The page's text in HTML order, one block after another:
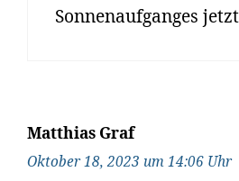
Sonnenaufganges
Matthias Graf
Oktober 18, 2023 um 14:06 Uhr